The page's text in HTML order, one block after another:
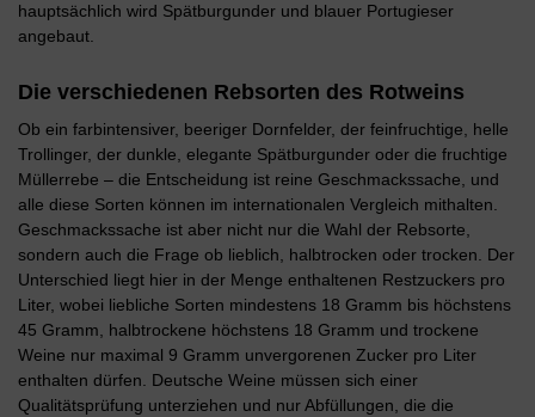
hauptsächlich wird Spätburgunder und blauer Portugieser
angebaut.
Die verschiedenen Rebsorten des Rotweins
Ob ein farbintensiver, beeriger Dornfelder, der feinfruchtige, helle
Trollinger, der dunkle, elegante Spätburgunder oder die fruchtige
Müllerrebe – die Entscheidung ist reine Geschmackssache, und
alle diese Sorten können im internationalen Vergleich mithalten.
Geschmackssache ist aber nicht nur die Wahl der Rebsorte,
sondern auch die Frage ob lieblich, halbtrocken oder trocken. Der
Unterschied liegt hier in der Menge enthaltenen Restzuckers pro
Liter, wobei liebliche Sorten mindestens 18 Gramm bis höchstens
45 Gramm, halbtrockene höchstens 18 Gramm und trockene
Weine nur maximal 9 Gramm unvergorenen Zucker pro Liter
enthalten dürfen. Deutsche Weine müssen sich einer
Qualitätsprüfung unterziehen und nur Abfüllungen, die die